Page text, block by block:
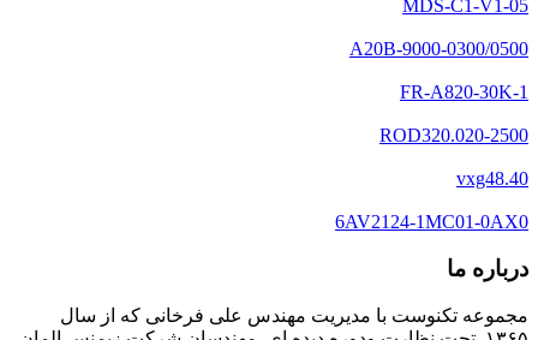
A20B-9000-0300/0500
FR-A820-30K-1
ROD320.020-2500
vxg48.40
6AV2124-1MC01-0AX0
درباره ما
مجموعه تکنوست با مدیریت مهندس علی فرخانی که از سال